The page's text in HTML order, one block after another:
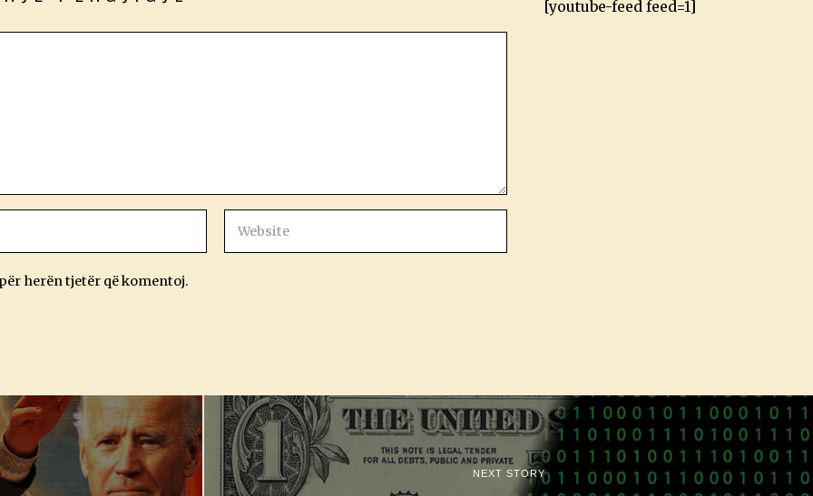
herën tjetër që komentoj.
[youtube-feed feed=1]
NEXT STORY